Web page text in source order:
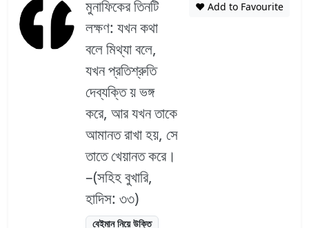
মুনাফিকের তিনটি
লক্ষণ: যখন কথা
বলে মিথ্যা বলে,
যখন প্রতিশ্রুতি
দেব্যক্তি য় ভঙ্গ
করে, আর যখন তাকে
আমানত রাখা হয়, সে
তাতে খেয়ানত করে।
–(সহিহ বুখারি,
হাদিস: ৩৩)
বেইমান নিয়ে উক্তি
❤️ Add to Favourite